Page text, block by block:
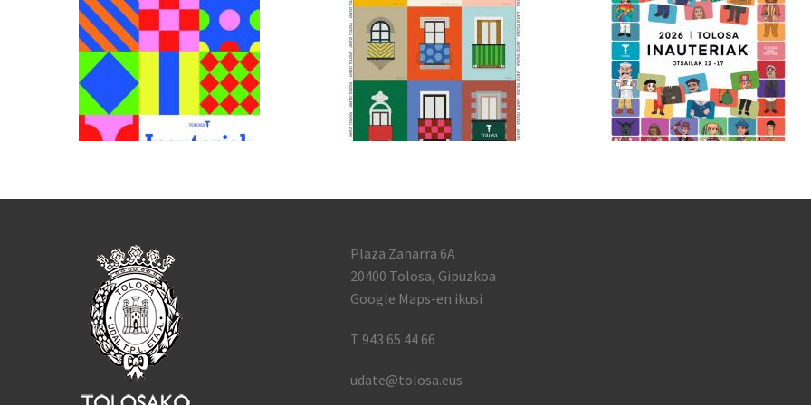
Plaza Zaharra 6A
20400 Tolosa, Gipuzkoa
Google Maps-en ikusi
T 943 65 44 66
udate@tolosa.eus